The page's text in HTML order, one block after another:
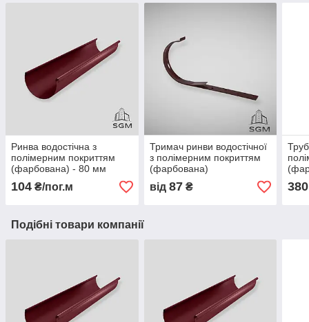
Ринва водостічна з
полімерним покриттям
(фарбована) - 80 мм
104 ₴/пог.м
Тримач ринви водостічної
з полімерним покриттям
(фарбована)
від 87₴ 380
Подібні товари компанії